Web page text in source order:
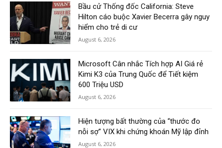
Bầu cử Thống đốc California: Steve
Hilton cáo buộc Xavier Becerra gây nguy
hiểm cho trẻ di cư
August 6, 2026
Microsoft Cân nhắc Tích hợp AI Giá rẻ
Kimi K3 của Trung Quốc để Tiết kiệm
600 Triệu USD
August 6, 2026
Hiện tượng bất thường của “thước đo
nỗi sợ” VIX khi chứng khoán Mỹ lập đỉnh
August 6, 2026